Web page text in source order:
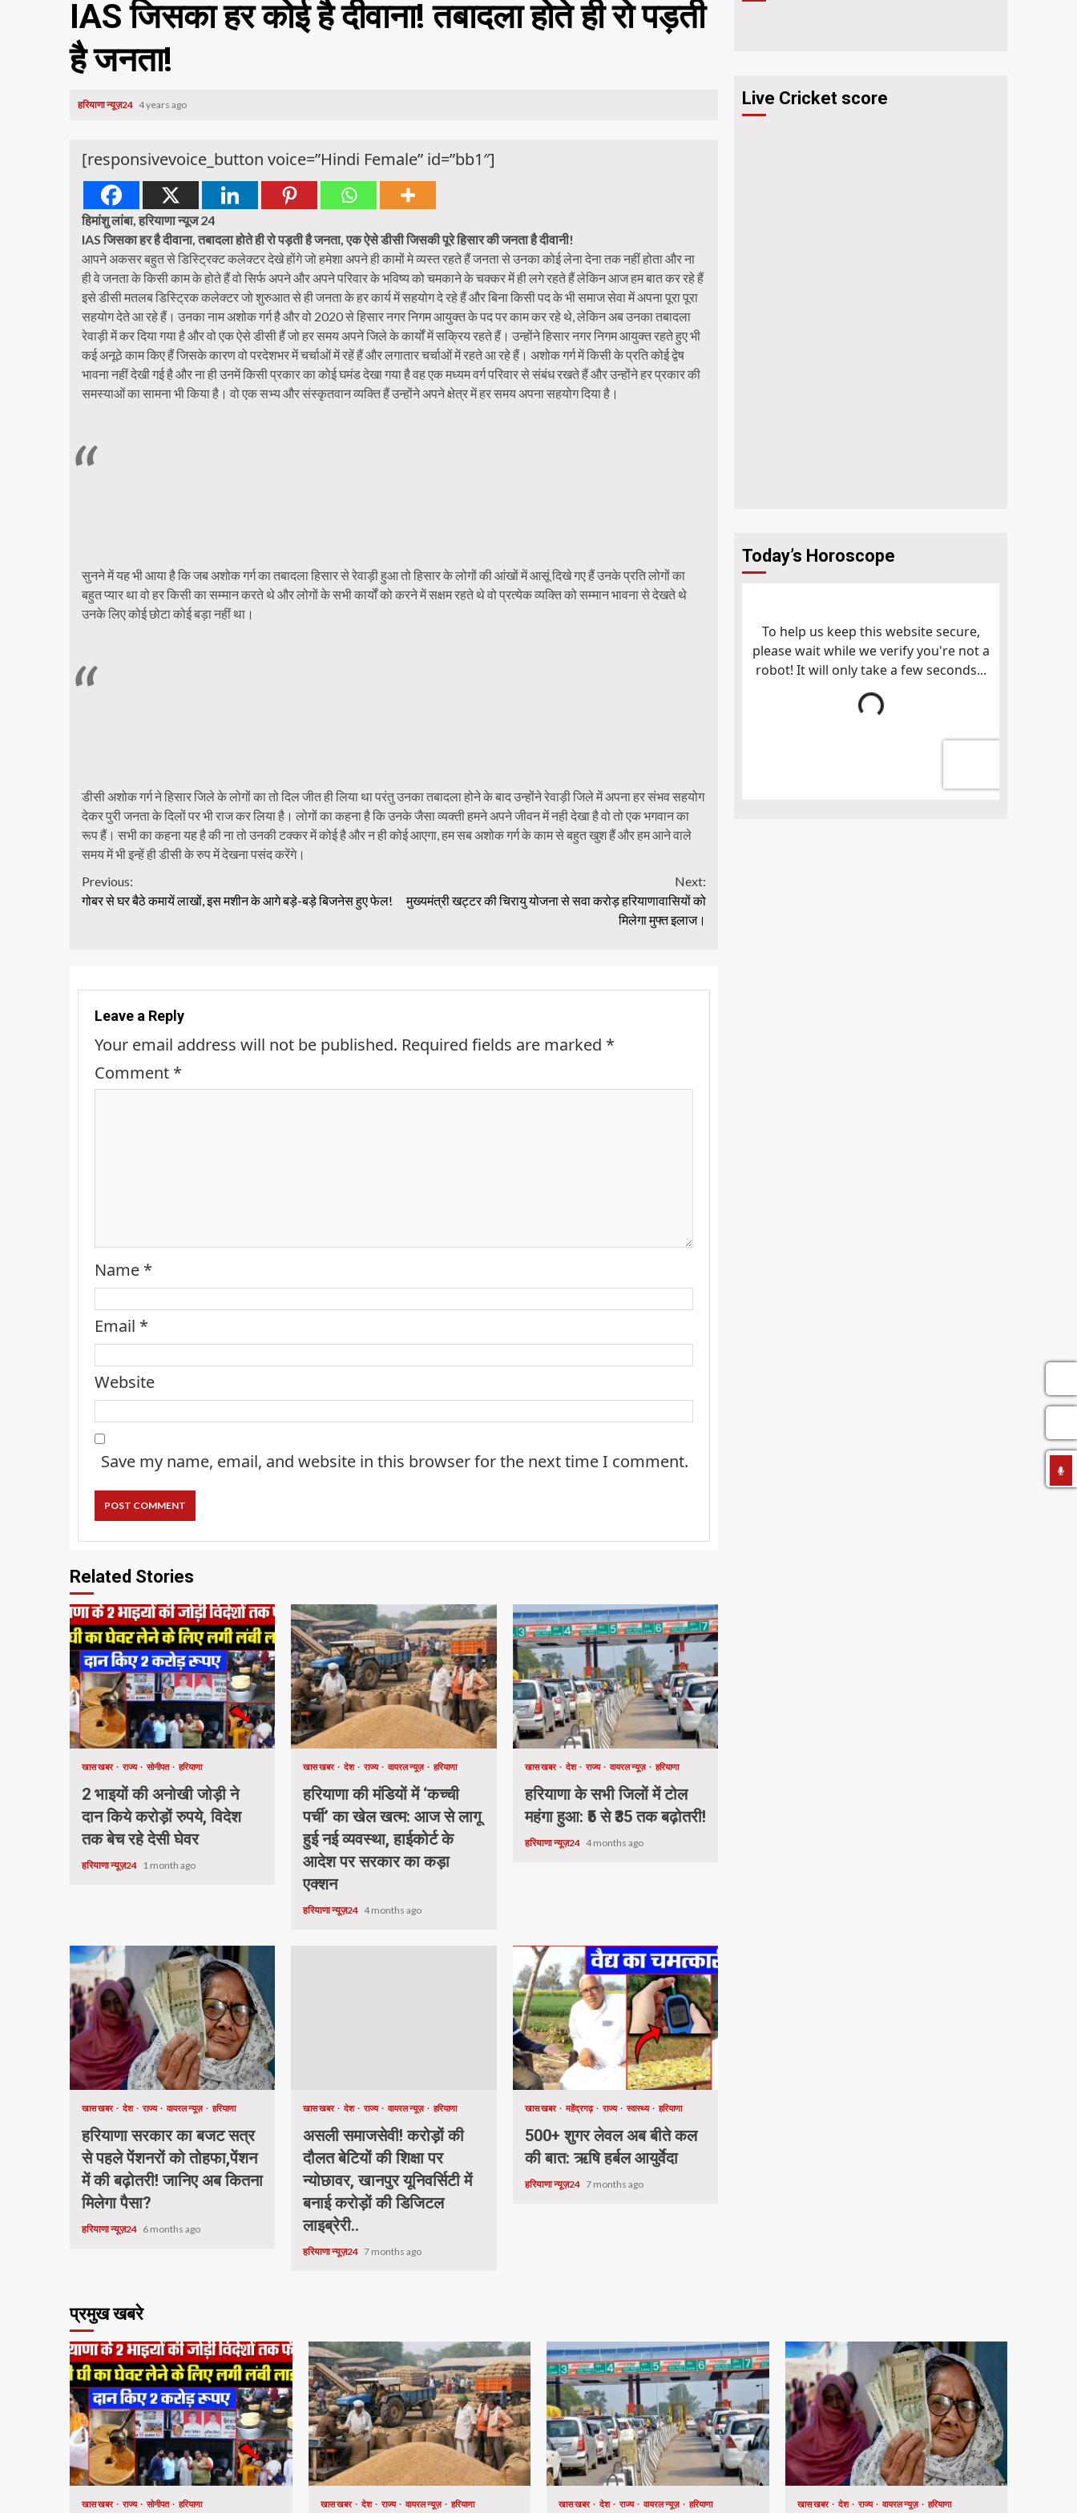
IAS जिसका हर कोई है दीवाना! तबादला होते ही रो पड़ती
है जनता!
हरियाणा न्यूज़24 4 years ago
[responsivevoice_button voice=”Hindi Female” id=”bb1″]
हिमांशु लांबा, हरियाणा न्यूज 24
IAS जिसका हर है दीवाना, तबादला होते ही रो पड़ती है जनता, एक ऐसे डीसी जिसकी पूरे हिसार की जनता है दीवानी!
आपने अकसर बहुत से डिस्ट्रिक्ट कलेक्टर देखे होंगे जो हमेशा अपने ही कामों मे व्यस्त रहते हैं जनता से उनका कोई लेना देना तक नहीं होता और ना
ही वे जनता के किसी काम के होते हैं वो सिर्फ अपने और अपने परिवार के भविष्य को चमकाने के चक्कर में ही लगे रहते हैं लेकिन आज हम बात कर रहे हैं
इसे डीसी मतलब डिस्ट्रिक कलेक्टर जो शुरुआत से ही जनता के हर कार्य में सहयोग दे रहे हैं और बिना किसी पद के भी समाज सेवा में अपना पूरा पूरा
सहयोग देते आ रहे हैं। उनका नाम अशोक गर्ग है और वो 2020 से हिसार नगर निगम आयुक्त के पद पर काम कर रहे थे, लेकिन अब उनका तबादला
रेवाड़ी में कर दिया गया है और वो एक ऐसे डीसी हैं जो हर समय अपने जिले के कार्यों में सक्रिय रहते हैं। उन्होंने हिसार नगर निगम आयुक्त रहते हुए भी
कई अनूठे काम किए हैं जिसके कारण वो परदेशभर में चर्चाओं में रहें हैं और लगातार चर्चाओं में रहते आ रहे हैं। अशोक गर्ग में किसी के प्रति कोई द्वेष
भावना नहीं देखी गई है और ना ही उनमें किसी प्रकार का कोई घमंड देखा गया है वह एक मध्यम वर्ग परिवार से संबंध रखते हैं और उन्होंने हर प्रकार की
समस्याओं का सामना भी किया है। वो एक सभ्य और संस्कृतवान व्यक्ति हैं उन्होंने अपने क्षेत्र में हर समय अपना सहयोग दिया है।
सुनने में यह भी आया है कि जब अशोक गर्ग का तबादला हिसार से रेवाड़ी हुआ तो हिसार के लोगों की आंखों में आसूं दिखे गए हैं उनके प्रति लोगों का
बहुत प्यार था वो हर किसी का सम्मान करते थे और लोगों के सभी कार्यों को करने में सक्षम रहते थे वो प्रत्येक व्यक्ति को सम्मान भावना से देखते थे
उनके लिए कोई छोटा कोई बड़ा नहीं था।
डीसी अशोक गर्ग ने हिसार जिले के लोगों का तो दिल जीत ही लिया था परंतु उनका तबादला होने के बाद उन्होंने रेवाड़ी जिले में अपना हर संभव सहयोग
देकर पुरी जनता के दिलों पर भी राज कर लिया है। लोगों का कहना है कि उनके जैसा व्यक्ती हमने अपने जीवन में नही देखा है वो तो एक भगवान का
रूप हैं। सभी का कहना यह है की ना तो उनकी टक्कर में कोई है और न ही कोई आएगा, हम सब अशोक गर्ग के काम से बहुत खुश हैं और हम आने वाले
समय में भी इन्हें ही डीसी के रुप में देखना पसंद करेंगे।
Continue
Previous:
गोबर से घर बैठे कमायें लाखों, इस मशीन के आगे बड़े-बड़े बिजनेस हुए फेल!
Next:
मुख्यमंत्री खट्टर की चिरायु योजना से सवा करोड़ हरियाणावासियों को
मिलेगा मुफ्त इलाज।
Leave a Reply
Your email address will not be published. Required fields are marked *
Comment *
Name *
Email *
Website
Save my name, email, and website in this browser for the next time I comment.
Related Stories
खास खबर राज्य सोनीपत हरियाणा
2 भाइयों की अनोखी जोड़ी ने
दान किये करोड़ों रुपये, विदेश
तक बेच रहे देसी घेवर
हरियाणा न्यूज़24 1 month ago
खास खबर देश राज्य वायरल न्यूज़ हरियाणा
हरियाणा की मंडियों में ‘कच्ची
पर्ची’ का खेल खत्म: आज से लागू
हुई नई व्यवस्था, हाईकोर्ट के
आदेश पर सरकार का कड़ा
एक्शन
हरियाणा न्यूज़24 4 months ago
खास खबर देश राज्य वायरल न्यूज़ हरियाणा
हरियाणा के सभी जिलों में टोल
महंगा हुआ: ₹5 से ₹35 तक बढ़ोतरी!
हरियाणा न्यूज़24 4 months ago
खास खबर देश राज्य वायरल न्यूज़ हरियाणा
हरियाणा सरकार का बजट सत्र
से पहले पेंशनरों को तोहफा,पेंशन
में की बढ़ोतरी! जानिए अब कितना
मिलेगा पैसा?
हरियाणा न्यूज़24 6 months ago
खास खबर देश राज्य वायरल न्यूज़ हरियाणा
असली समाजसेवी! करोड़ों की
दौलत बेटियों की शिक्षा पर
न्योछावर, खानपुर यूनिवर्सिटी में
बनाई करोड़ों की डिजिटल
लाइब्रेरी..
हरियाणा न्यूज़24 7 months ago
खास खबर महेंद्रगढ़ राज्य स्वास्थ्य हरियाणा
500+ शुगर लेवल अब बीते कल
की बात: ऋषि हर्बल आयुर्वेदा
हरियाणा न्यूज़24 7 months ago
Live Cricket score
Today’s Horoscope
प्रमुख खबरे
खास खबर राज्य सोनीपत हरियाणा खास खबर देश राज्य वायरल न्यूज़ हरियाणा खास खबर देश राज्य वायरल न्यूज़ हरियाणा खास खबर देश राज्य वायरल न्यूज़ हरियाणा